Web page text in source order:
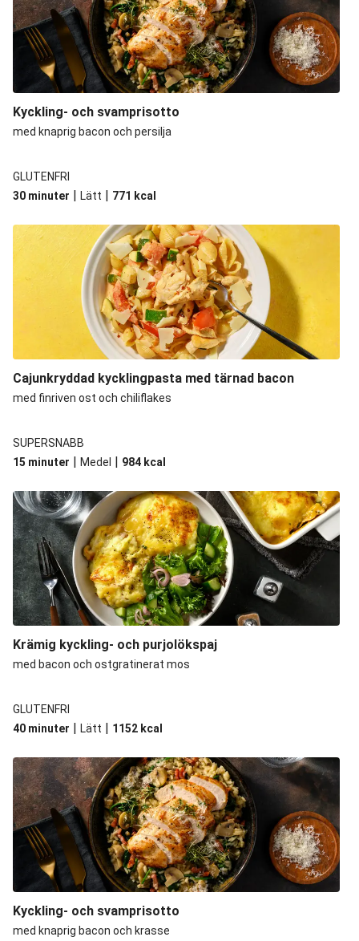
Kyckling- och svamprisotto
med knaprig bacon och persilja
GLUTENFRI
30 minuter | Lätt | 771 kcal
Cajunkryddad kycklingpasta med tärnad bacon
med finriven ost och chiliflakes
SUPERSNABB
15 minuter | Medel | 984 kcal
Krämig kyckling- och purjolökspaj
med bacon och ostgratinerat mos
GLUTENFRI
40 minuter | Lätt | 1152 kcal
Kyckling- och svamprisotto
med knaprig bacon och krasse